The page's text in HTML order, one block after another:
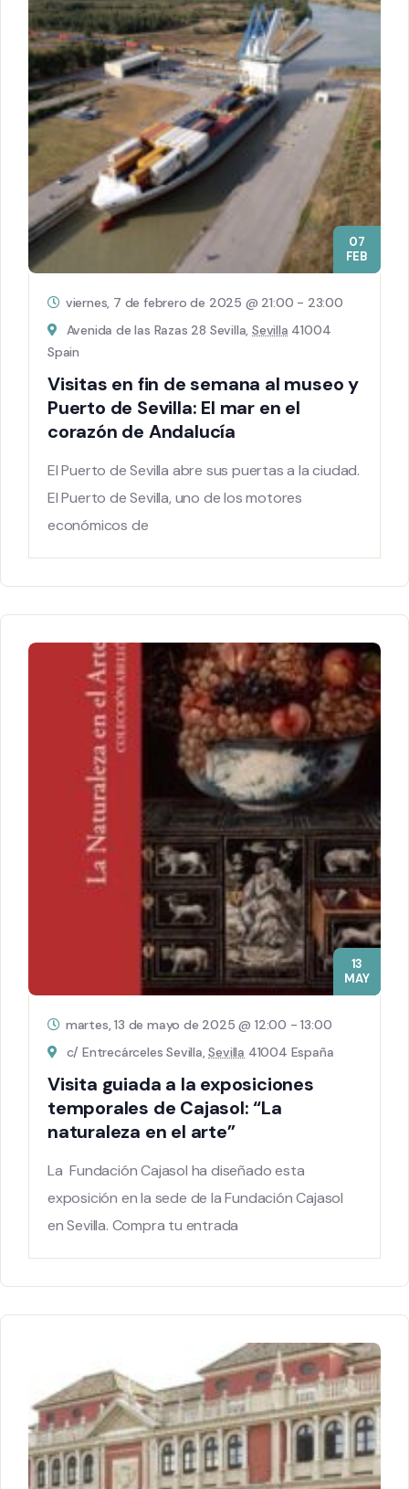
07
FEB
viernes, 7 de febrero de 2025 @ 21:00 - 23:00
Avenida de las Razas 28 Sevilla,Sevilla 41004
Spain
Visitas en fin de semana al museo y
Puerto de Sevilla: El mar en el
corazón de Andalucía
El Puerto de Sevilla abre sus puertas a la ciudad.
El Puerto de Sevilla, uno de los motores
económicos de
13
MAY
martes, 13 de mayo de 2025 @ 12:00 -13:00
c/ Entrecárceles Sevilla,Sevilla 41004 España
Visita guiada a la exposiciones
temporales de Cajasol: “La
naturaleza en el arte”
La Fundación Cajasol ha diseñado esta
exposición en la sede de la Fundación Cajasol
en Sevilla. Compra tu entrada